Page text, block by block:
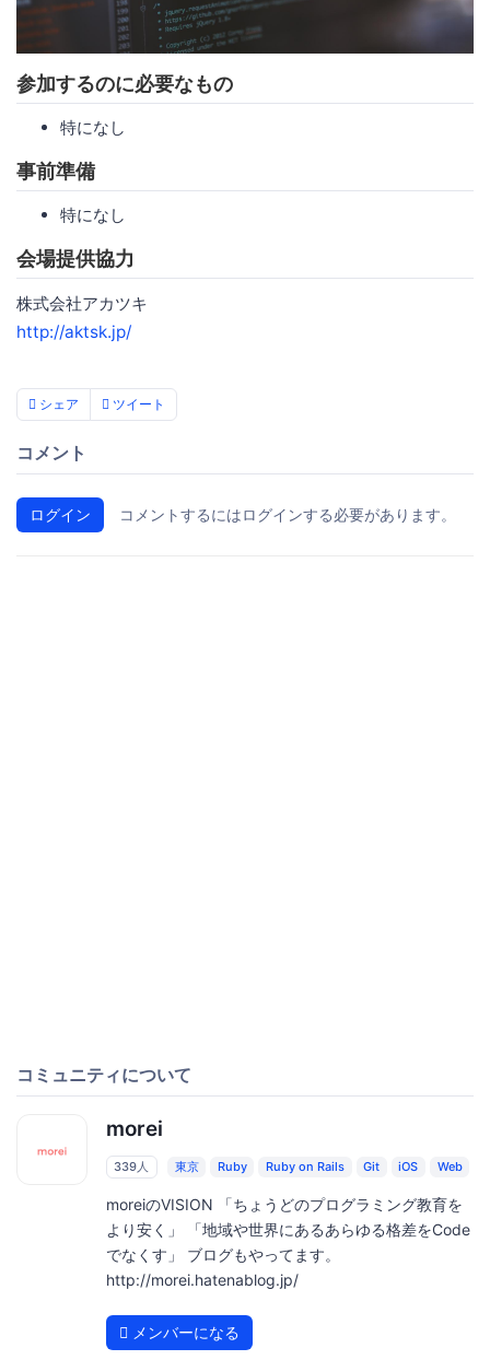
参加するのに必要なもの
特になし
事前準備
特になし
会場提供協力
株式会社アカツキ
http://aktsk.jp/
シェア ツイート
コメント
ログイン コメントするにはログインする必要があります。
コミュニティについて
morei
339人 東京 Ruby Ruby on Rails Git iOS Web
moreiのVISION 「ちょうどのプログラミング教育を
より安く」 「地域や世界にあるあらゆる格差をCode
でなくす」 ブログもやってます。
http://morei.hatenablog.jp/
メンバーになる